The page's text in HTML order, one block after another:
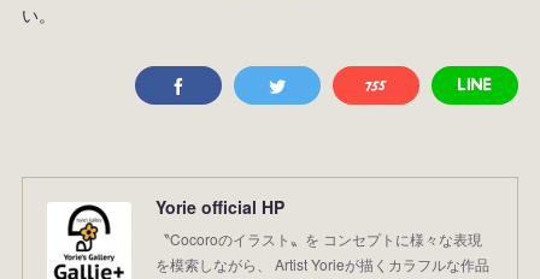
い。
Yorie official HP
〝Cocoroのイラスト〟を コンセプトに様々な表現
を模索しながら、 Artist Yorieが描くカラフルな作品